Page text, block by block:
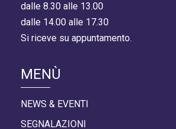
dalle 8.30 alle 13.00
dalle 14.00 alle 17.30
Si riceve su appuntamento.
MENÙ
NEWS & EVENTI
SEGNALAZIONI